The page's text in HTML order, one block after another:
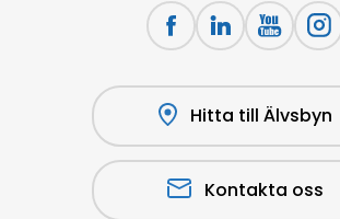
Hitta till Älvsbyn
Kontakta oss